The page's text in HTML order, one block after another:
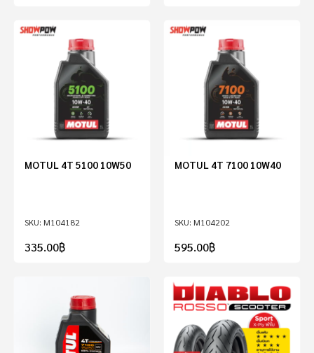
M104182
MOTUL 4T 5100 10W50
335.00฿
M104202
MOTUL 4T 7100 10W40
595.00฿